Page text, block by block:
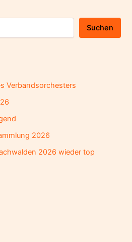
Suchen
Verbandsorchesters
2026
2026 wieder top